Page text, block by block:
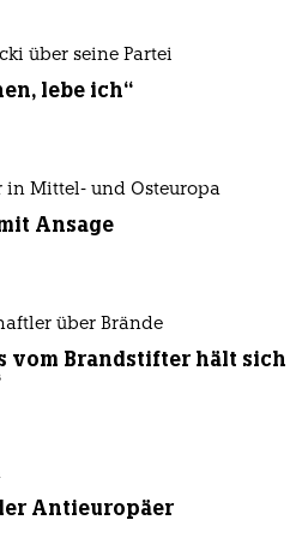
über seine Partei
lebe ich“
in Mittel- und Osteuropa
Ansage
über Brände
vom Brandstifter hält sich
Antieuropäer